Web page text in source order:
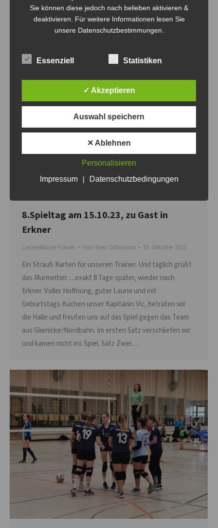
8.Spieltag am 15.10.23, zu Gast in
Erkner
Landesklasse Frauen Von Sven Orthmann 15. Oktober 2023
Ein Strauß Karten für unseren Trainer. Und täglich grüßt
das Murmeltier….exakt 8 Tage später, wieder nach
Erkner. Voller Hoffnung, guter Laune und mit
Geburtstags Kuchen unser Kapitänin Vic, betraten wir
die Halle und freuten uns auf das Spiel gegen das Team
aus Glienicke/Nordbahn. Im ersten Satz verschliefen wir
und kamen nicht ins Spiel. Satz Zwei…
Sie können diese jedoch nach belieben aktivieren &
deaktivieren. Für weitere Informationen lesen Sie
unsere Datenschutzbestimmungen.
Essenziell Statistiken
✓ Akzeptieren
Auswahl speichern
✕ Ablehnen
Personalisieren
Impressum
| Datenschutzbedingungen